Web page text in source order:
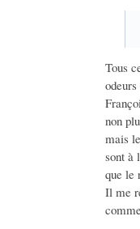
Tous
non
mais
sont à
que le
Il me